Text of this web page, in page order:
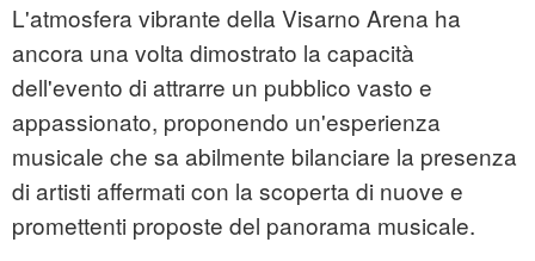
L'atmosfera vibrante della Visarno Arena ha
ancora una volta dimostrato la capacità
dell'evento di attrarre un pubblico vasto e
appassionato, proponendo un'esperienza
musicale che sa abilmente bilanciare la presenza
di artisti affermati con la scoperta di nuove e
promettenti proposte del panorama musicale.